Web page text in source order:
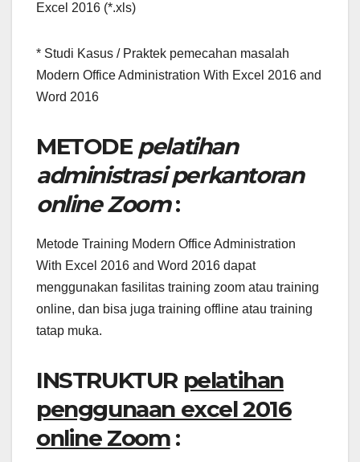
Excel 2016 (*.xls)
* Studi Kasus / Praktek pemecahan masalah
Modern Office Administration With Excel 2016 and
Word 2016
METODE pelatihan
administrasi perkantoran
online Zoom:
Metode Training Modern Office Administration
With Excel 2016 and Word 2016 dapat
menggunakan fasilitas training zoom atau training
online, dan bisa juga training offline atau training
tatap muka.
INSTRUKTUR pelatihan
penggunaan excel 2016
online Zoom: